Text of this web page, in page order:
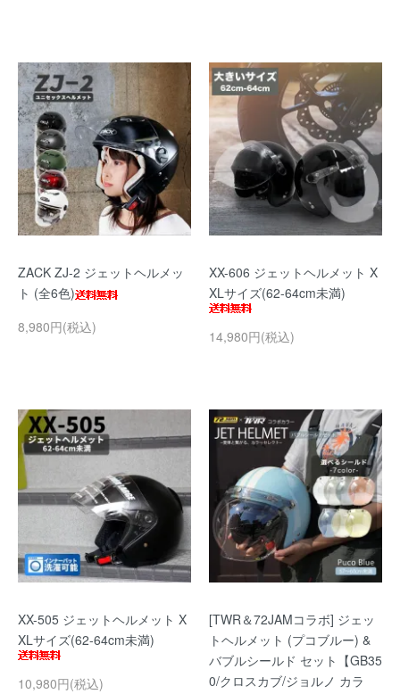
ZACK ZJ-2 ジェットヘルメッ
ト (全6色)
8,980円(税込)
XX-606 ジェットヘルメット X
XLサイズ(62-64cm未満)
14,980円(税込)
XX-505 ジェットヘルメット X
XLサイズ(62-64cm未満)
10,980円(税込)
[TWR＆72JAMコラボ] ジェッ
トヘルメット (プコブルー) &
バブルシールド セット【GB35
0/クロスカブ/ジョルノ カラ